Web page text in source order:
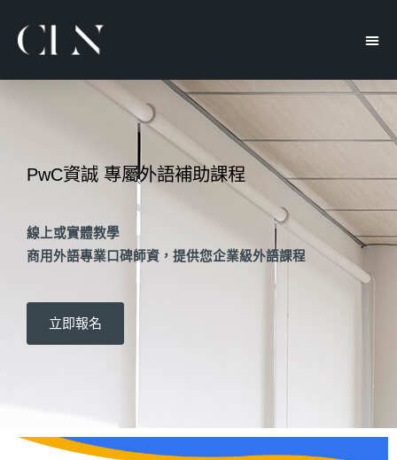
PwC資誠 專屬外語補助課程
線上或實體教學
商用外語專業口碑師資，提供您企業級外語課程
立即報名